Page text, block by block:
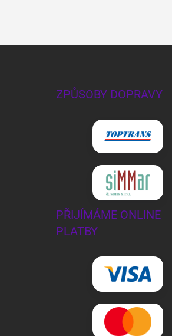
ZPŮSOBY DOPRAVY
PŘIJÍMÁME ONLINE
PLATBY